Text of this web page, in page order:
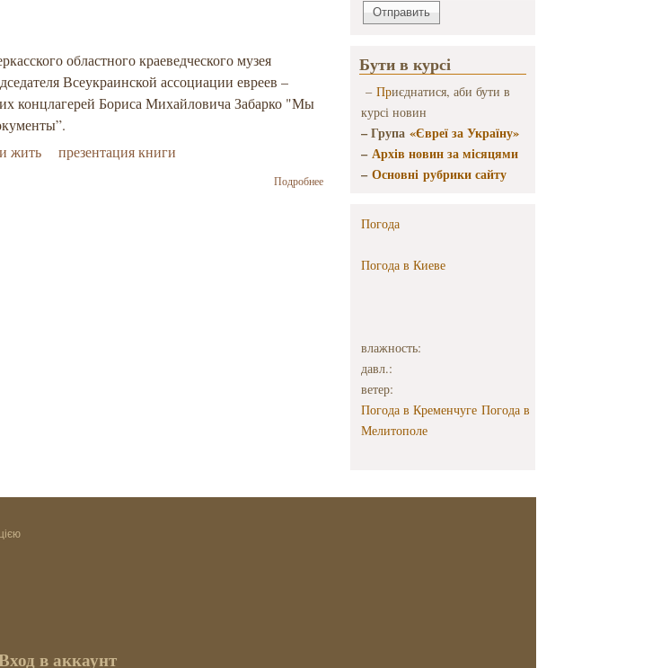
розмовах із
областного краеведческого музея
Всеукраинской ассоциации евреев –
концлагерей Бориса Михайловича Забарко "Мы
жить презентация книги
Подробнеео
"Мы хотели
Бути в курсі
– Приєднатися, аби бути в
курсі новин
– Група «Євреї за Україну»
–Архів новин за місяцями
–Основні рубрики сайту
Погода
Погода в Киеве
влажность:
давл.:
ветер:
Погода в Кременчуге Погода в
Мелитополе
в аккаунт